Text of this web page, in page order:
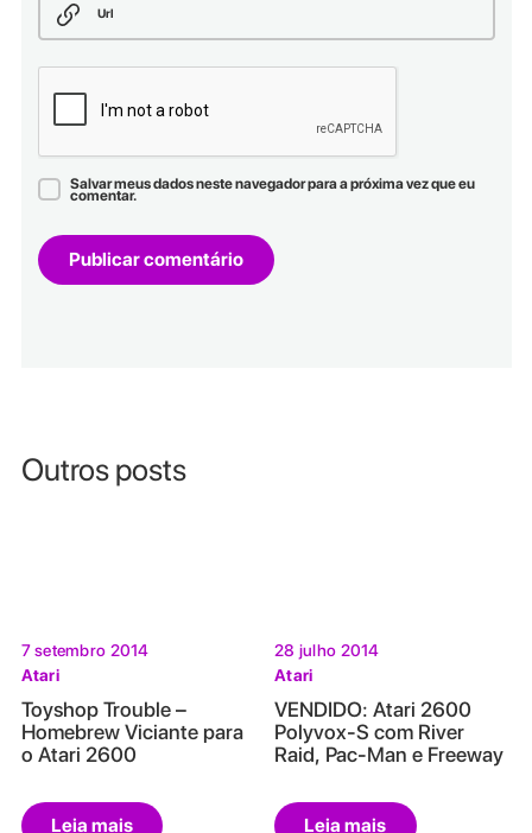
Url
Salvar meus dados neste navegador para a próxima vez que eu
comentar.
Outros posts
7 setembro 2014
Atari
Toyshop Trouble –
Homebrew Viciante para
o Atari 2600
Leia mais
28 julho 2014
Atari
VENDIDO: Atari 2600
Polyvox-S com River
Raid, Pac-Man e Freeway
Leia mais